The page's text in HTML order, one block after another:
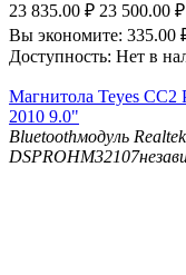
23 835.00 ₽ 23 500.00 ₽
Вы экономите: 335.00
Доступность: Нет в
Магнитола Teyes CC2
2010 9.0"
Bluetoothмодуль
DSP